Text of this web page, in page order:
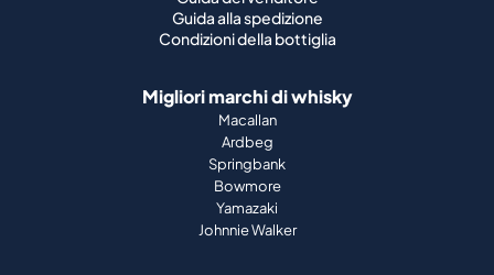
Guida alla spedizione
Condizioni della bottiglia
Migliori marchi di whisky
Macallan
Ardbeg
Springbank
Bowmore
Yamazaki
Johnnie Walker